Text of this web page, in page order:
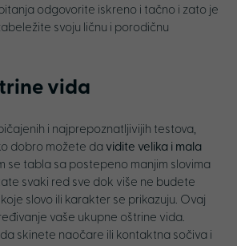
odgovorite iskreno i tačno i zato je
svoju ličnu i porodičnu
vida
i najprepoznatljivijih testova,
dobro možete da vidite velika i mala
se tabla sa postepeno manjim slovima
svaki red sve dok više ne budete
slovo ili karakter se prikazuju. Ovaj
vaše ukupne oštrine vida.
skinete naočare ili kontaktna sočiva i